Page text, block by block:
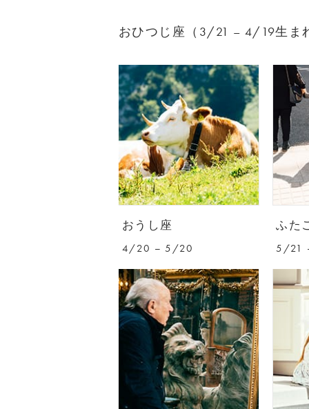
おひつじ座（3/21 – 4/19生ま
おうし座
4/20 – 5/20
ふた
5/21